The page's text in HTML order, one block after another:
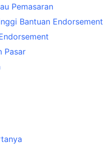
Pemasaran
Bantuan Endorsement
Pasar